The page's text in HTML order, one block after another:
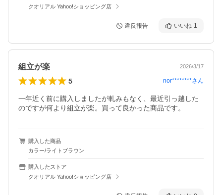
クオリアル Yahoo!ショッピング店
違反報告 いいね 1
組立が楽 2026/3/17
5 nor********さん
一年近く前に購入しましたが軋みもなく、最近引っ越した
のですが何より組立が楽。買って良かった商品です。
購入した商品
カラー/ライトブラウン
購入したストア
クオリアル Yahoo!ショッピング店